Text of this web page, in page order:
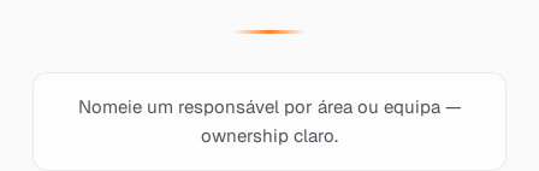
Nomeie um responsável por área ou equipa —
ownership claro.